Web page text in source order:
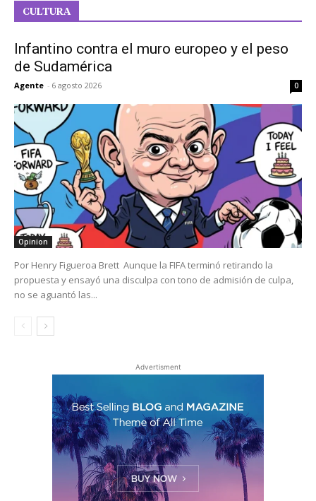
CULTURA
Infantino contra el muro europeo y el peso
de Sudamérica
Agente - 6 agosto 2026 0
Opinion
Por Henry Figueroa Brett Aunque la FIFA terminó retirando la
propuesta y ensayó una disculpa con tono de admisión de culpa,
no se aguantó las...
Advertisment